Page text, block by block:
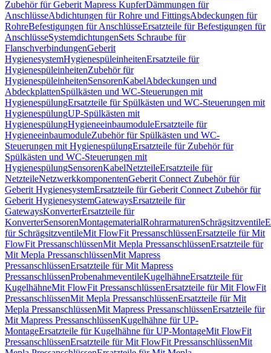
Zubehör für Geberit Mapress KupferDämmungen für
AnschlüsseAbdichtungen für Rohre und FittingsAbdeckungen für
RohreBefestigungen für AnschlüsseErsatzteile für Befestigungen für
AnschlüsseSystemdichtungenSets Schraube für
FlanschverbindungenGeberit
HygienesystemHygienespüleinheitenErsatzteile für
HygienespüleinheitenZubehör für
HygienespüleinheitenSensorenKabelAbdeckungen und
AbdeckplattenSpülkästen und WC-Steuerungen mit
HygienespülungErsatzteile für Spülkästen und WC-Steuerungen mit
HygienespülungUP-Spülkästen mit
HygienespülungHygieneeinbaumoduleErsatzteile für
HygieneeinbaumoduleZubehör für Spülkästen und WC-
Steuerungen mit HygienespülungErsatzteile für Zubehör für
Spülkästen und WC-Steuerungen mit
HygienespülungSensorenKabelNetzteileErsatzteile für
NetzteileNetzwerkkomponentenGeberit Connect Zubehör für
Geberit HygienesystemErsatzteile für Geberit Connect Zubehör für
Geberit HygienesystemGatewaysErsatzteile für
GatewaysKonverterErsatzteile für
KonverterSensorenMontagematerialRohrarmaturenSchrägsitzventile
für SchrägsitzventileMit FlowFit PressanschlüssenErsatzteile für Mit
FlowFit PressanschlüssenMit Mepla PressanschlüssenErsatzteile für
Mit Mepla PressanschlüssenMit Mapress
PressanschlüssenErsatzteile für Mit Mapress
PressanschlüssenProbenahmeventileKugelhähneErsatzteile für
KugelhähneMit FlowFit PressanschlüssenErsatzteile für Mit FlowFit
PressanschlüssenMit Mepla PressanschlüssenErsatzteile für Mit
Mepla PressanschlüssenMit Mapress PressanschlüssenErsatzteile für
Mit Mapress PressanschlüssenKugelhähne für UP-
MontageErsatzteile für Kugelhähne für UP-MontageMit FlowFit
PressanschlüssenErsatzteile für Mit FlowFit PressanschlüssenMit